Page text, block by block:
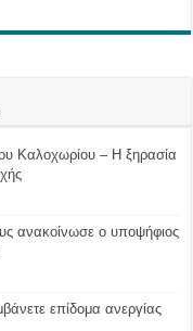
Καλοχωρίου – Η ξηρασία
ανακοίνωσε ο υποψήφιος
επίδομα ανεργίας